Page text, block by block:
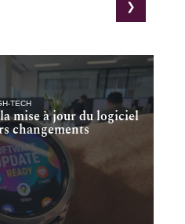
TECH
mise à jour du logiciel
changements